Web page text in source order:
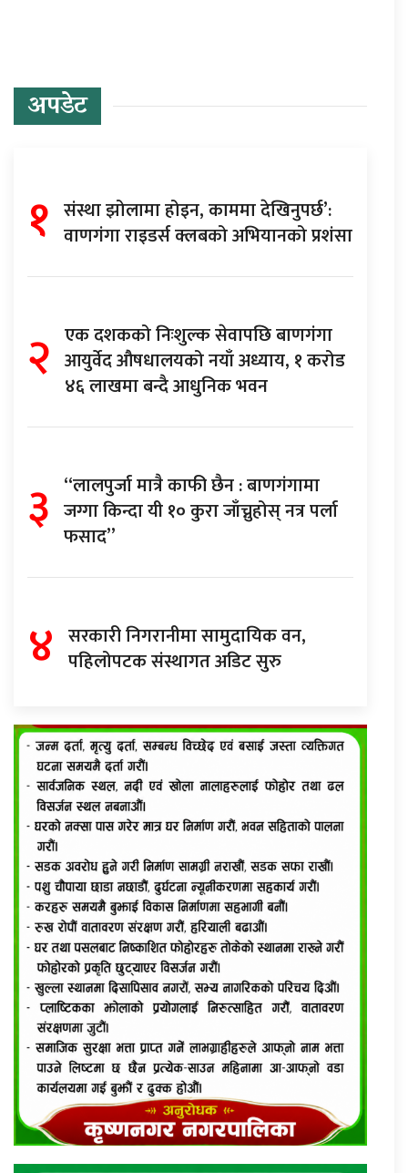
अपडेट
१ संस्था झोलामा होइन, काममा देखिनुपर्छ’:
वाणगंगा राइडर्स क्लबको अभियानको प्रशंसा
२ एक दशकको निःशुल्क सेवापछि बाणगंगा
आयुर्वेद औषधालयको नयाँ अध्याय, १ करोड
४६ लाखमा बन्दै आधुनिक भवन
३ “लालपुर्जा मात्रै काफी छैन : बाणगंगामा
जग्गा किन्दा यी १० कुरा जाँच्नुहोस् नत्र पर्ला
फसाद”
४ सरकारी निगरानीमा सामुदायिक वन,
पहिलोपटक संस्थागत अडिट सुरु